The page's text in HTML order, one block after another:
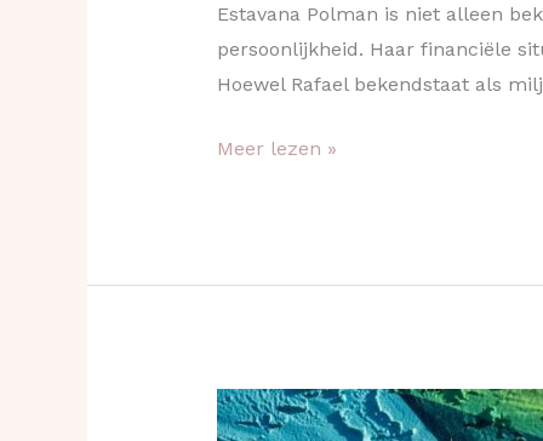
Estavana Polman is niet alleen
persoonlijkheid. Haar financiële
Hoewel Rafael bekendstaat als
Meer lezen »
De